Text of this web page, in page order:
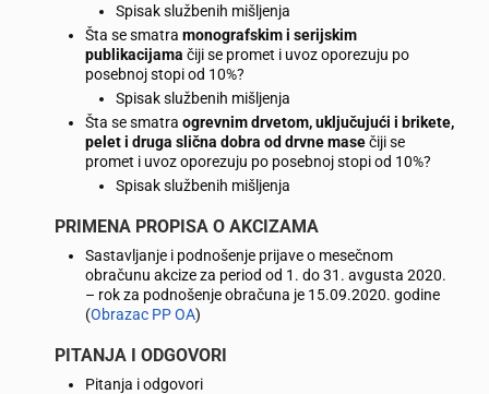
Spisak službenih mišljenja
Šta se smatra monografskim i serijskim
publikacijama čiji se promet i uvoz oporezuju po
posebnoj stopi od 10%?
Spisak službenih mišljenja
Šta se smatra ogrevnim drvetom, uključujući i brikete,
pelet i druga slična dobra od drvne masečiji se
promet i uvoz oporezuju po posebnoj stopi od 10%?
Spisak službenih mišljenja
PRIMENA PROPISA O AKCIZAMA
Sastavljanje i podnošenje prijave o mesečnom
obračunu akcize za period od 1. do 31. avgusta 2020.
– rok za podnošenje obračuna je 15.09.2020. godine
(Obrazac PP OA)
PITANJA I ODGOVORI
Pitanja i odgovori